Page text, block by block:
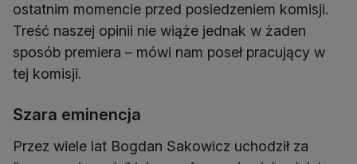
ostatnim momencie przed posiedzeniem komisji.
Treść naszej opinii nie wiąże jednak w żaden
sposób premiera – mówi nam poseł pracujący w
tej komisji.
Szara eminencja
Przez wiele lat Bogdan Sakowicz uchodził za